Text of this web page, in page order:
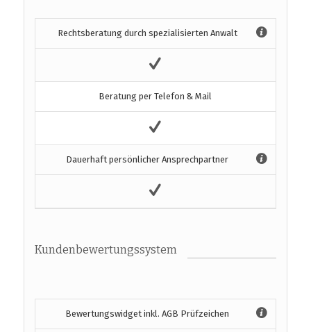
Rechtsberatung durch spezialisierten Anwalt
Beratung per Telefon & Mail
Dauerhaft persönlicher Ansprechpartner
Kundenbewertungssystem
Bewertungswidget inkl. AGB Prüfzeichen